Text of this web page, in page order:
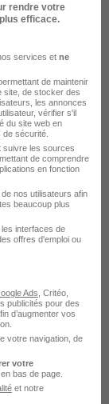
rendre votre
efficace.
services et ne
de maintenir
site, de stocker des
les annonces
vérifier s'il
du site web en
sécurité.
suivre les sources
de comprendre
en fonction
nos utilisateurs afin
beaucoup plus
interfaces de
offres d'emploi ou
Ads , Critéo,
publicités pour des
d’augmenter vos
votre navigation, de
votre
bas de page.
et notre